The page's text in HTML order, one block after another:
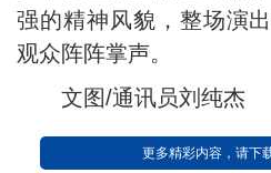
强的精神风貌，整场演
观众阵阵掌声。
文图/通讯员刘纯杰
更多精彩内容，请下